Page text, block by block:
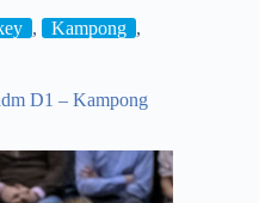
, Kampong ,
D1 – Kampong